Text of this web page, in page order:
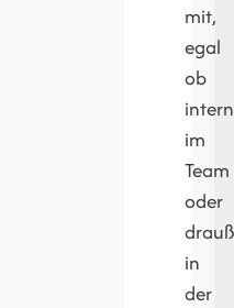
mit,
egal
ob
intern
im
Team
oder
in
der